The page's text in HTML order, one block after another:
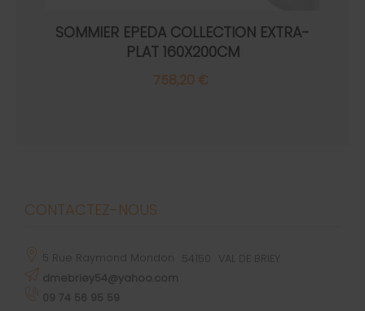
SOMMIER EPEDA COLLECTION EXTRA-
PLAT 160X200CM
758,20 €
CONTACTEZ-NOUS
5 Rue Raymond Mondon 54150
VAL DE BRIEY
dmebriey54@yahoo.com
09 74 56 95 59